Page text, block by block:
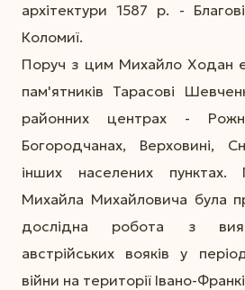
архітектури 1587 р. -
Коломиї.
Поруч з цим Михайло Ходан
пам'ятників Тарасові
районних центрах -
Богородчанах, Верховині,
інших населених пунктах.
Михайла Михайловича була
дослідна робота з
австрійських вояків у
війни на території Івано-